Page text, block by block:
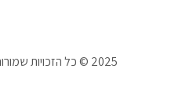
2025 © כל הזכויות